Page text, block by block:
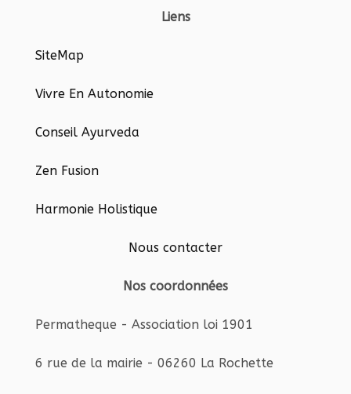
Liens
SiteMap
Vivre En Autonomie
Conseil Ayurveda
Zen Fusion
Harmonie Holistique
Nous contacter
Nos coordonnées
Permatheque - Association loi 1901
6 rue de la mairie - 06260 La Rochette